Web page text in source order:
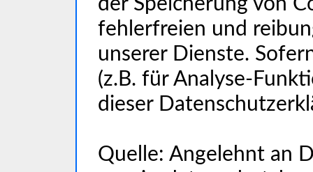
der Speicherung von
fehlerfreien und
unserer Dienste.
(z.B. für Analyse-
dieser
Quelle: Angelehnt an